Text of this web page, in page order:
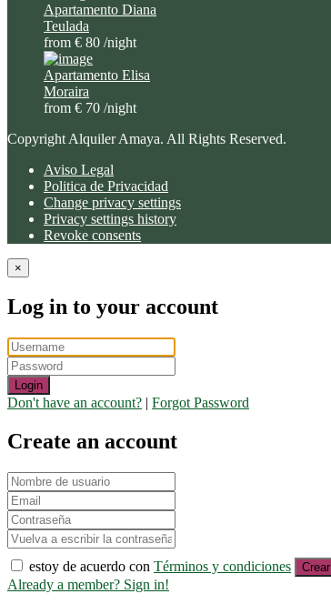
Apartamento Diana
Teulada
from € 80 /night
Apartamento Elisa
Moraira
from € 70 /night
Copyright Alquiler Amaya. All Rights Reserved.
Aviso Legal
Politica de Privacidad
Change privacy settings
Privacy settings history
Revoke consents
×
Log in to your account
Login
Don't have an account? | Forgot Password
Create an account
estoy de acuerdo con Términos y condiciones
Already a member? Sign in!